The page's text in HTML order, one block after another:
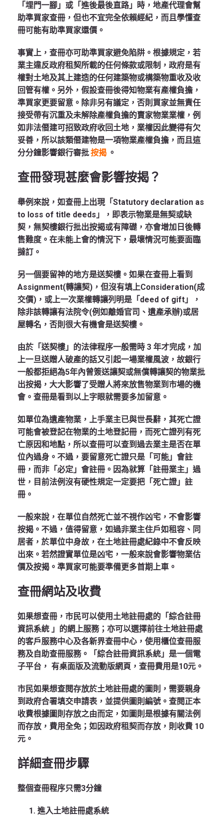
「埋門一腳」或「進後最後直路」時，地產代理會幫
助準買家查冊，但也不宜完全依賴經紀，而且學懂查
冊可能有助準買家還價。
事實上，查冊亦可助準買家避免陷阱。根據規定，若
業主違反政府租契所載的任何條款或限制，政府是有
權對土地及其上建造的任何建築物或構築物重收及收
回管有權。另外，假設查冊後得知物業有產權負擔，
準買家更要留意。除非另有議定，否則買家並無責任
接受帶有沉重及未解除產權負擔的賣家物業業權，例
如非法僭建可招致政府收回土地，業權因此變得有欠
妥善，所以該類僭建物是一項物業產權負擔，而且這
分分鐘影響銀行審批按揭 。
查冊發現甚麼會影響按揭？
舉例來說，如查冊上出現「Statutory declaration as
to loss of title deeds」，即表示物業是無契或缺
契，無契樓銀行批出按揭或有障礎，亦會增加日後轉
售難度。在未能上會的情況下，最壞情況可能要面臨
撻訂。
另一個要留神的地方是送契樓。如果在查冊上看到
Assignment(轉讓契)，但沒有填上Consideration(成
交價)，或上一次業權轉讓列明是「deed of gift」，
除非該轉讓有法院令(例如離婚官司、遺產承辦)或居
屋轉名，否則很大有機會是送契樓。
由於「送契樓」的法律程序一般需時 3 年才完成，加
上一旦送贈人破產的話又引起一場業權風波，故銀行
一般都拒絕為5年內曾簽送讓契或無償轉讓契的物業批
出按揭，大大影響了受贈人將來放售物業到市場的機
會。查冊是看到以上字眼就需要多加留意。
如單位為遺產物業，上手業主已與世長辭，其死亡證
可能會被登記在物業的土地登記冊，而死亡證列有死
亡原因和地點，所以查冊可以查到過去業主是否在單
位內過身。不過，要留意死亡證只是「可能」會註
冊，而非「必定」會註冊。因為就算「註冊業主」過
世，目前法例沒有硬性規定一定要把「死亡證」註
冊。
一般來說，在單位自然死亡並不視作凶宅，不會影響
按揭。不過，值得留意，如過非業主住戶如租容、同
居者，於單位中身故，在土地註冊處紀錄中不會反映
出來。若然證實單位是凶宅，一般來說會影響物業估
價及按揭。準買家可能要準備更多首期上車。
查冊網站及收費
如果想查冊，市民可以使用土地註冊處的「綜合註冊
資訊系統 」的網上服務；亦可以選擇前往土地註冊處
的客戶服務中心及各新界查冊中心，使用櫃位查冊服
務及自助查冊服務。「綜合註冊資訊系統」是一個電
子平台， 有桌面版及流動版網頁，查冊費用是10元。
市民如果想查閱存放於土地註冊處的圖則，需要親身
到政府合署填交申請表，並提供圖則編號。查閱正本
收費根據圖則存放之由而定，如圖則是根據有關法例
而存放，費用全免；如因政府租契而存放，則收費 10
元。
詳細查冊步驟
整個查冊程序只需3分鐘
進入土地註冊處系統